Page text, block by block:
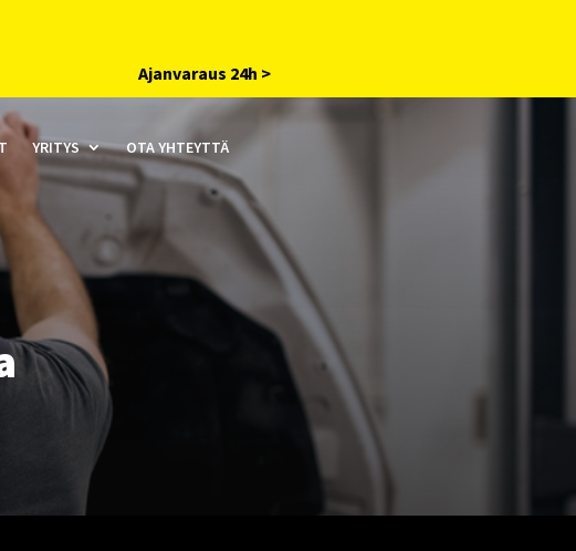
Ajanvaraus 24h >
YRITYS OTA YHTEYTTÄ